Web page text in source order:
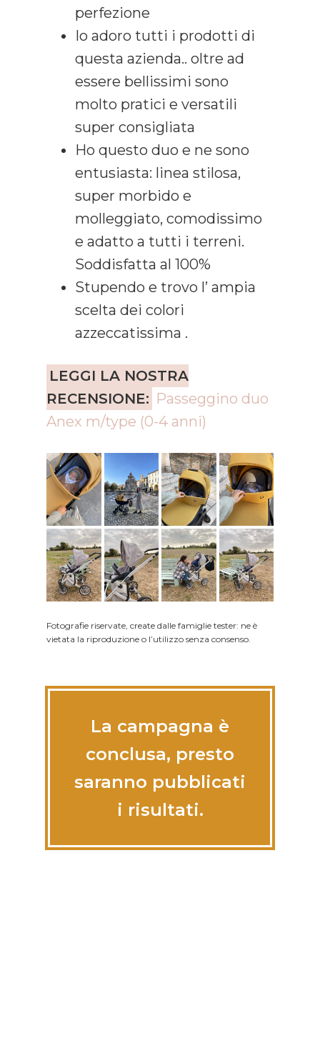
perfezione
Io adoro tutti i prodotti di
questa azienda.. oltre ad
essere bellissimi sono
molto pratici e versatili
super consigliata
Ho questo duo e ne sono
entusiasta: linea stilosa,
super morbido e
molleggiato, comodissimo
e adatto a tutti i terreni.
Soddisfatta al 100%
Stupendo e trovo l’ ampia
scelta dei colori
azzeccatissima .
LEGGI LA NOSTRA
RECENSIONE: Passeggino duo
Anex m/type (0-4 anni)
Fotografie riservate, create dalle famiglie tester: ne è
vietata la riproduzione o l’utilizzo senza consenso.
La campagna è
conclusa, presto
saranno pubblicati
i risultati.